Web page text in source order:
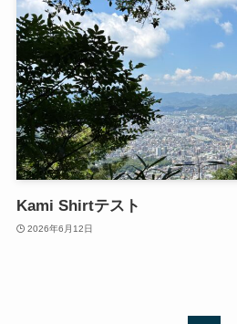
Kami Shirtテスト
2026年6月12日